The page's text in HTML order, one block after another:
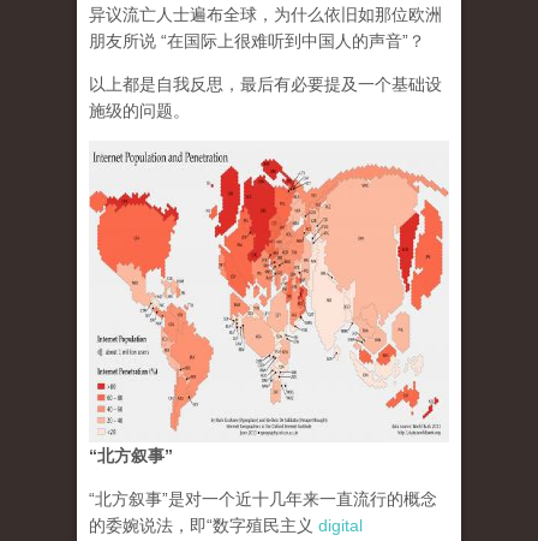
异议流亡人士遍布全球，为什么依旧如那位欧洲
朋友所说 “在国际上很难听到中国人的声音”？
以上都是自我反思，最后有必要提及一个基础设
施级的问题。
“北方叙事”
“北方叙事”是对一个近十几年来一直流行的概念
的委婉说法，即“数字殖民主义 digital